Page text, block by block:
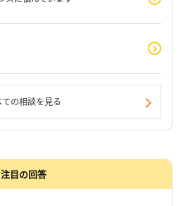
ての相談を見る
注目の回答